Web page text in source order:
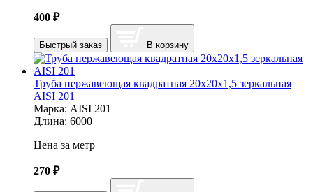
400 ₽
Быстрый заказ В корзину
Труба нержавеющая квадратная 20х20х1,5 зеркальная
AISI 201
Марка: AISI 201
Длина: 6000
Цена за метр
270 ₽